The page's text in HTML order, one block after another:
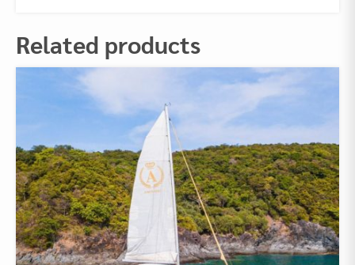
Related products